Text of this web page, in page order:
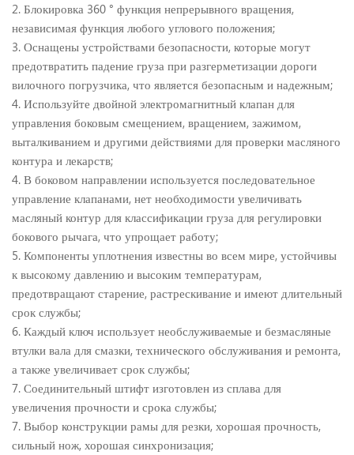
2. Блокировка 360 ° функция непрерывного вращения,
независимая функция любого углового положения;
3. Оснащены устройствами безопасности, которые могут
предотвратить падение груза при разгерметизации дороги
вилочного погрузчика, что является безопасным и надежным;
4. Используйте двойной электромагнитный клапан для
управления боковым смещением, вращением, зажимом,
выталкиванием и другими действиями для проверки масляного
контура и лекарств;
4. В боковом направлении используется последовательное
управление клапанами, нет необходимости увеличивать
масляный контур для классификации груза для регулировки
бокового рычага, что упрощает работу;
5. Компоненты уплотнения известны во всем мире, устойчивы
к высокому давлению и высоким температурам,
предотвращают старение, растрескивание и имеют длительный
срок службы;
6. Каждый ключ использует необслуживаемые и безмасляные
втулки вала для смазки, технического обслуживания и ремонта,
а также увеличивает срок службы;
7. Соединительный штифт изготовлен из сплава для
увеличения прочности и срока службы;
7. Выбор конструкции рамы для резки, хорошая прочность,
сильный нож, хорошая синхронизация;